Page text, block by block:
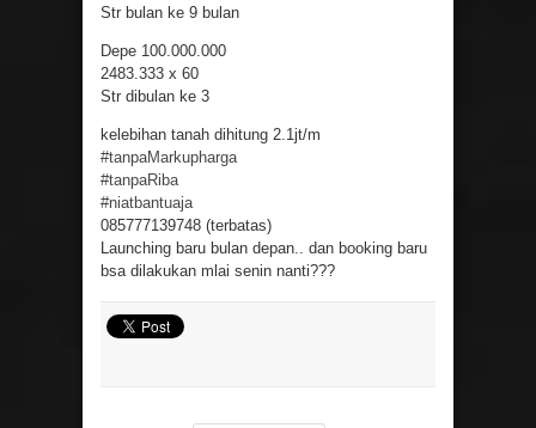
Str bulan ke 9 bulan
Depe 100.000.000
2483.333 x 60
Str dibulan ke 3
kelebihan tanah dihitung 2.1jt/m
#tanpaMarkupharga
#tanpaRiba
#niatbantuaja
085777139748 (terbatas)
Launching baru bulan depan.. dan booking baru
bsa dilakukan mlai senin nanti???